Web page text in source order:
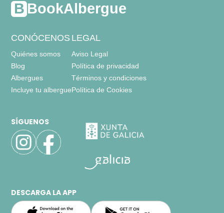
BookAlbergue
CONÓCENOS
Quiénes somos
Blog
Albergues
Incluye tu albergue
LEGAL
Aviso Legal
Política de privacidad
Términos y condiciones
Política de Cookies
SÍGUENOS
DESCARGA LA APP